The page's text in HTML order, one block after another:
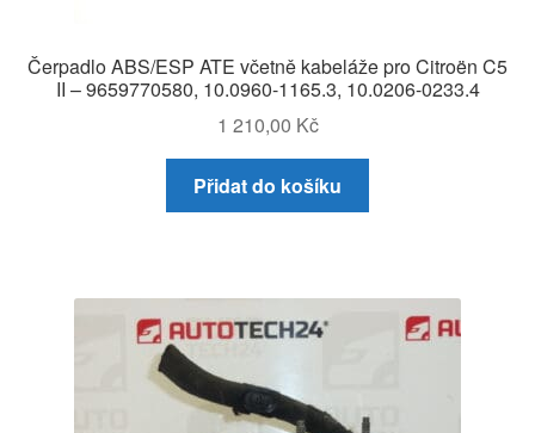
Čerpadlo ABS/ESP ATE včetně kabeláže pro Citroën C5
II – 9659770580, 10.0960-1165.3, 10.0206-0233.4
1 210,00 Kč
Přidat do košíku